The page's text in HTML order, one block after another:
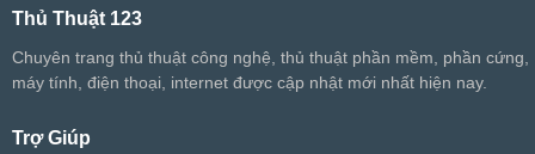
Thủ Thuật 123
Chuyên trang thủ thuật công nghệ, thủ thuật phần mềm, phần cứng,
máy tính, điện thoại, internet được cập nhật mới nhất hiện nay.
Trợ Giúp